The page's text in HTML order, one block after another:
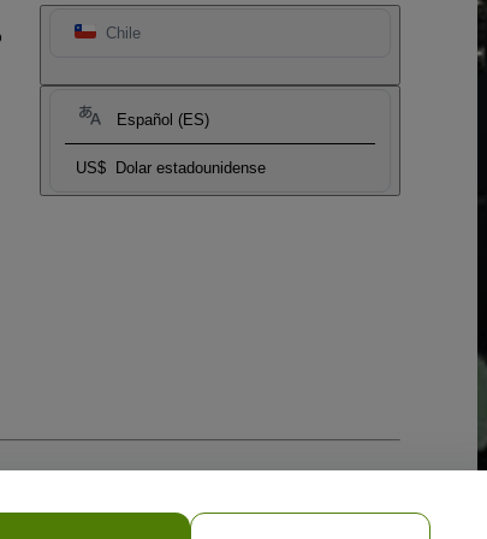
Chile
Español (ES)
US$ Dolar estadounidense
de Privacidad para Móviles